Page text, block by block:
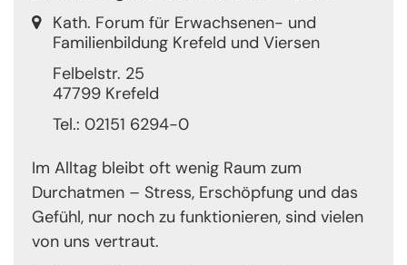
Ort:Kath. Forum für Erwachsenen- und
Familienbildung Krefeld und Viersen
Felbelstr. 25
47799 Krefeld
Tel.: 02151 6294-0
Im Alltag bleibt oft wenig Raum zum
Durchatmen – Stress, Erschöpfung und das
Gefühl, nur noch zu funktionieren, sind vielen
von uns vertraut.